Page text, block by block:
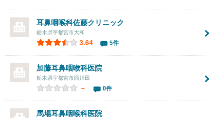
耳鼻咽喉科佐藤クリニック
栃木県宇都宮市大和
3.64 5件
加藤耳鼻咽喉科医院
栃木県宇都宮市西川田
－ 0件
馬場耳鼻咽喉科医院